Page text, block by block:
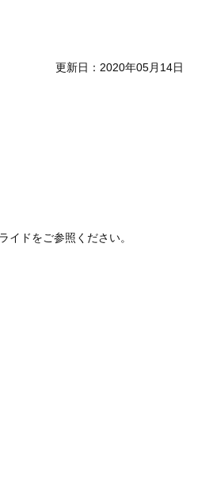
更新日：2020年05月14日
ドをご参照ください。